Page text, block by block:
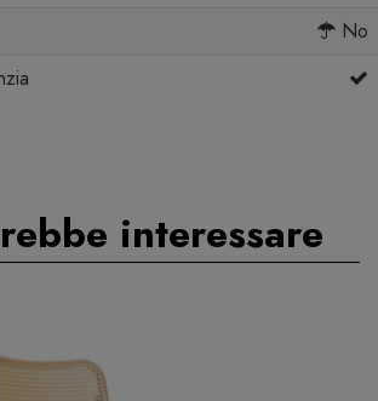
No
interessare